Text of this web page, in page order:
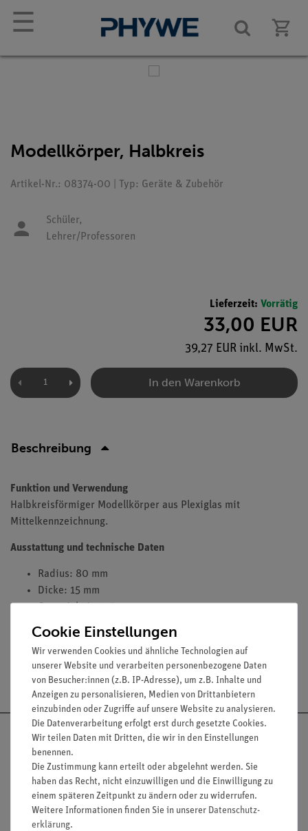
☰
Modellkörper, Halbkreis
Artikel-Nr.: 08374-00 | Typ: Geräte & Zubehör
Schüler,
Lehrer/Professoren
Lieferzeit: Vorrätig
33,00 EUR
39,27 EUR inkl. MwSt.
In den Warenkorb
Beschreibung
Funktion und Verwendung
Halbkreisförmiger Modellkörper aus Plexiglas mit
Mittelkennzeichnung.
Ausstattung und technische Daten
Radius: 80 mm
Dicke: 15 mm
Versandkostenfrei ab 300,- €
Nach oben
Cookie Einstellungen
Wir verwenden Cookies und ähnliche Technologien auf
unserer Website und verarbeiten personenbezogene Daten
von Besucher:innen (z.B. IP-Adresse), um z.B. Inhalte und
Anzeigen zu personalisieren, Medien von Drittanbietern
einzubinden oder Zugriffe auf unsere Website zu analysieren.
Die Datenverarbeitung erfolgt erst durch gesetzte Cookies.
Wir teilen Daten mit Dritten, die wir in den Einstellungen
benennen.
Die Zustimmung kann erteilt oder abgelehnt werden. Sie
haben das Recht, nicht einzuwilligen und die Einwilligung zu
einem späteren Zeitpunkt zu ändern oder zu widerrufen.
Weitere Informationen finden Sie in unserer Daten­schutz­
erklärung.